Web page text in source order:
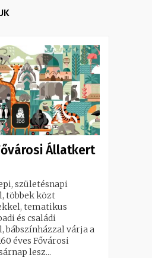
Állatkert
születésnapi
többek közt
tematikus
és családi
bábszínházzal várja a
éves Fővárosi
lesz...